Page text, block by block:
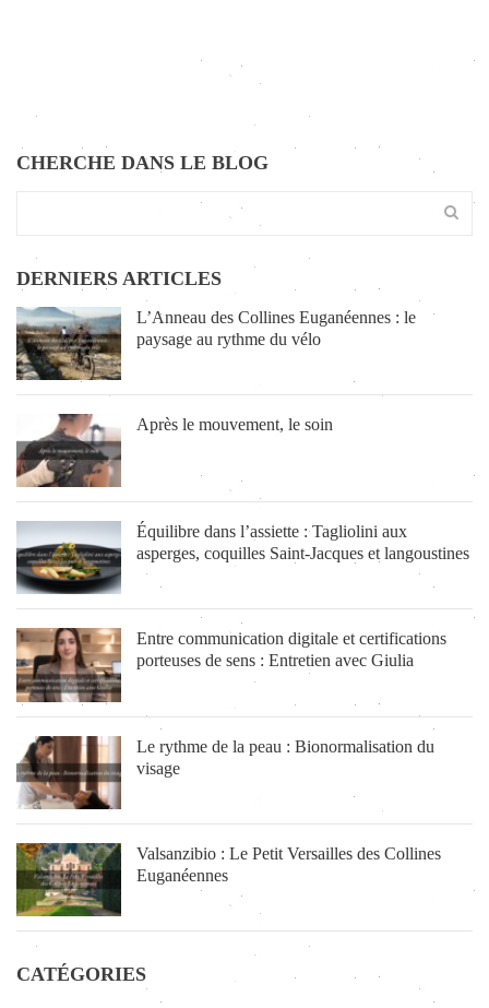
CHERCHE DANS LE BLOG
DERNIERS ARTICLES
L’Anneau des Collines Euganéennes : le
paysage au rythme du vélo
Après le mouvement, le soin
Équilibre dans l’assiette : Tagliolini aux
asperges, coquilles Saint-Jacques et langoustines
Entre communication digitale et certifications
porteuses de sens : Entretien avec Giulia
Le rythme de la peau : Bionormalisation du
visage
Valsanzibio : Le Petit Versailles des Collines
Euganéennes
CATÉGORIES